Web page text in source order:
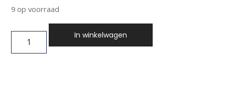
9 op voorraad
In winkelwagen